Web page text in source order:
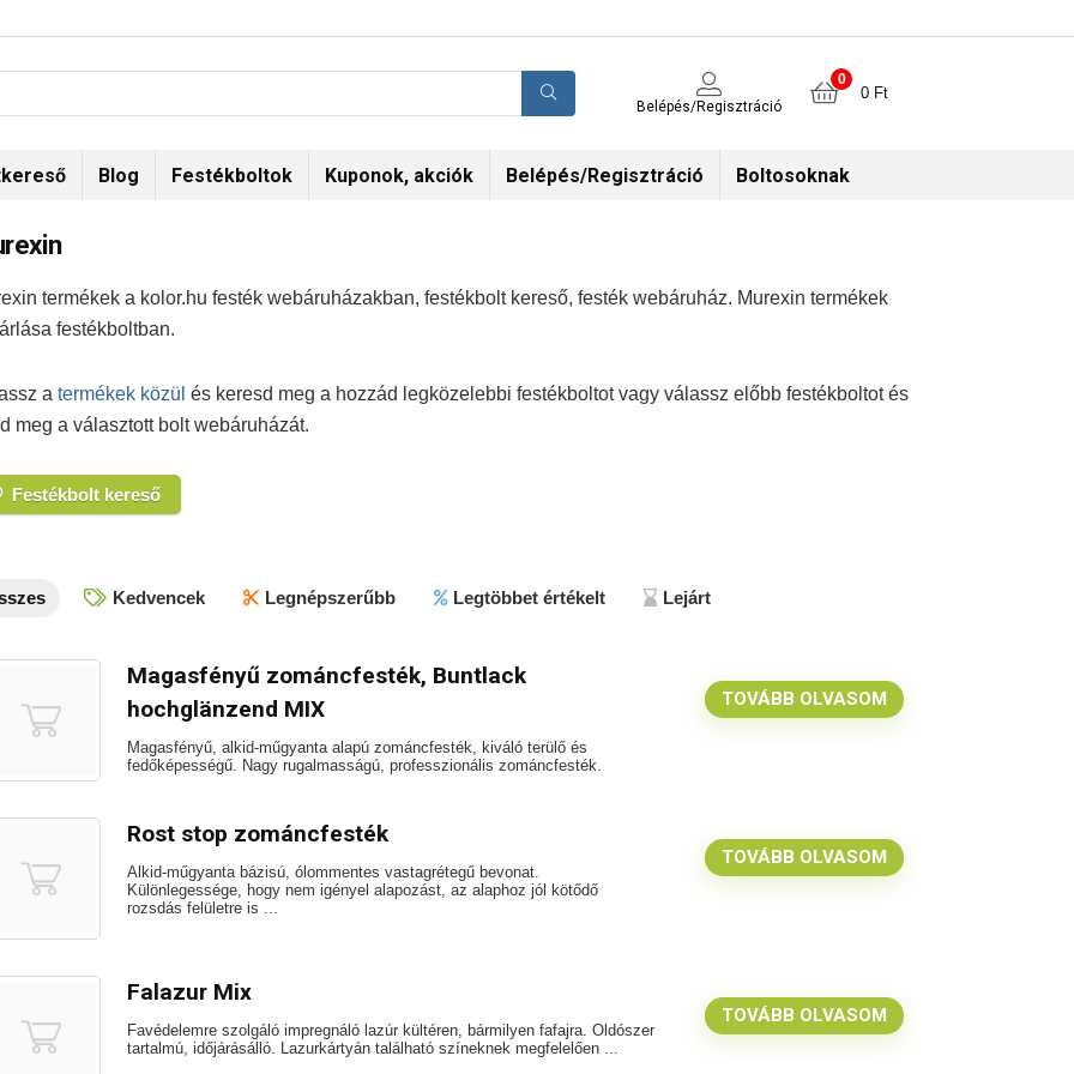
Belépés/Regisztráció
0
0 Ft
Blog Festékboltok Kuponok, akciók Belépés/Regisztráció Boltosoknak
termékek a kolor.hu festék webáruházakban, festékbolt kereső, festék webáruház. Murexin termékek
festékboltban.
a termékek közül és keresd meg a hozzád legközelebbi festékboltot vagy válassz előbb festékboltot és
meg a választott bolt webáruházát.
Festékbolt kereső
Kedvencek Legnépszerűbb Legtöbbet értékelt Lejárt
Magasfényű zománcfesték, Buntlack
hochglänzend MIX
Magasfényű, alkid-műgyanta alapú zománcfesték, kiváló terülő és
fedőképességű. Nagy rugalmasságú, professzionális zománcfesték.
TOVÁBB OLVASOM
Rost stop zománcfesték
Alkid-műgyanta bázisú, ólommentes vastagrétegű bevonat.
Különlegessége, hogy nem igényel alapozást, az alaphoz jól kötődő
rozsdás felületre is ...
TOVÁBB OLVASOM
Falazur Mix
Favédelemre szolgáló impregnáló lazúr kültéren, bármilyen fafajra. Oldószer
tartalmú, időjárásálló. Lazurkártyán található színeknek megfelelően ...
TOVÁBB OLVASOM